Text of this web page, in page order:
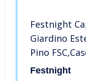
Festnight
Giardino
Pino
Giardino
Festnight